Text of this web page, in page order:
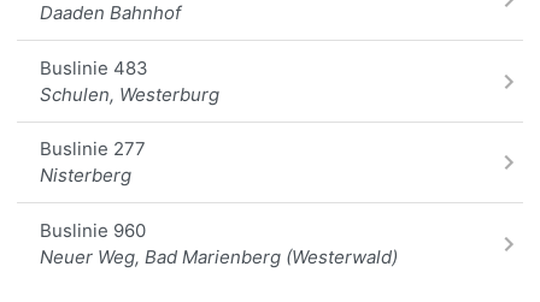
Daaden Bahnhof
Buslinie 483
Schulen, Westerburg
Buslinie 277
Nisterberg
Buslinie 960
Neuer Weg, Bad Marienberg (Westerwald)